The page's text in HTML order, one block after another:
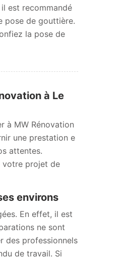
est recommandé
pose de gouttière.
la pose de
à Le
à MW Rénovation
une prestation e
attentes.
votre projet de
environs
En effet, il est
ne sont
des professionnels
de travail. Si